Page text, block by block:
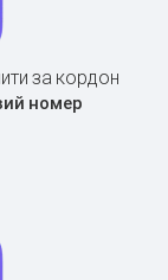
за кордон
номер